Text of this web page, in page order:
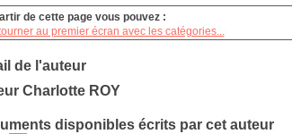
de cette page vous pouvez :
au premier écran avec les catégories...
de l'auteur
Charlotte ROY
disponibles écrits par cet auteur